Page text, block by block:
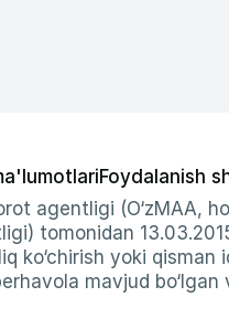
Foydalanish
agentligi (O‘zMAA,
tomonidan
ko‘chirish yoki
mavjud